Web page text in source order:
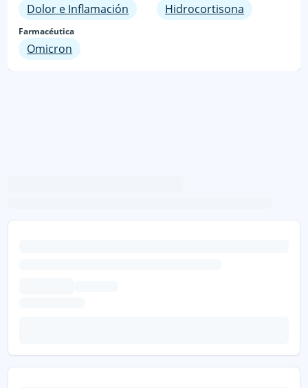
Dolor e Inflamación Hidrocortisona
Farmacéutica
Omicron